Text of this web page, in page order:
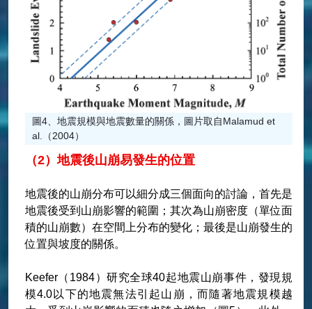
圖4、地震規模與地震數量的關係，圖片取自Malamud et
al.（2004）
（2）地震後山崩易發生的位置
地震後的山崩分布可以細分成三個面向的討論，首先是
地震後受到山崩影響的範圍；其次為山崩密度（單位面
積的山崩數）在空間上分布的變化；最後是山崩發生的
位置與坡度的關係。
Keefer（1984）研究全球40起地震山崩事件，發現規
模4.0以下的地震無法引起山崩，而隨著地震規模越